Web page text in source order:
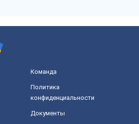
Команда
Политика
конфиденциальности
Документы